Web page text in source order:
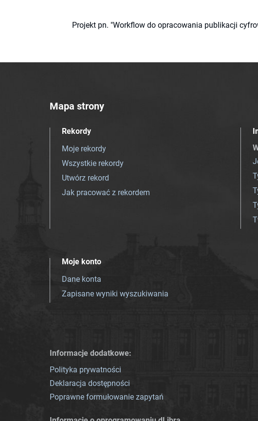
Projekt pn. "Workflow do opracowania publikacji
Mapa strony
Rekordy
Moje rekordy
Wszystkie rekordy
Utwórz rekord
Jak pracować z rekordem
Moje konto
Dane konta
Zapisane wyniki wyszukiwania
Informacje dodatkowe:
Polityka prywatności
Deklaracja dostępności
Poprawne formułowanie zapytań